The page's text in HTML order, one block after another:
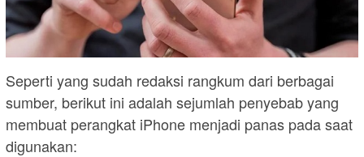
Seperti yang sudah redaksi rangkum dari berbagai
sumber, berikut ini adalah sejumlah penyebab yang
membuat perangkat iPhone menjadi panas pada saat
digunakan: